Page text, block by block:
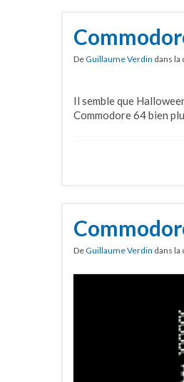
DeGuillaume Verdin dans la
Il semble que
Commodore 64 bien
DeGuillaume Verdin dans la